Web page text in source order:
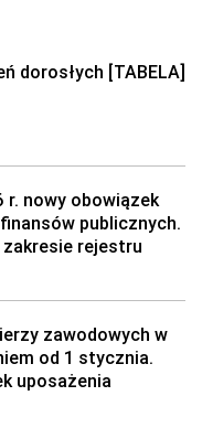
dorosłych [TABELA]
r. nowy obowiązek
publicznych.
rejestru
zawodowych w
od 1 stycznia.
uposażenia